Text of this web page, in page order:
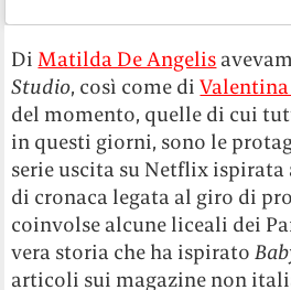
DiMatilda De Angelis
Studio, così come di
del momento, quelle di cui
in questi giorni, sono le
serie uscita su Netflix
di cronaca legata al giro di
coinvolse alcune liceali dei
vera storia che ha ispirato
articoli sui magazine non